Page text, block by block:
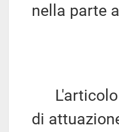
nella parte
L'articolo
di